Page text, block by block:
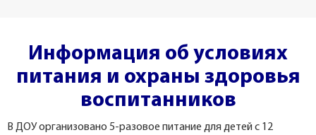
Информация об условиях
питания и охраны здоровья
воспитанников
В ДОУ организовано 5-разовое питание для детей с 12